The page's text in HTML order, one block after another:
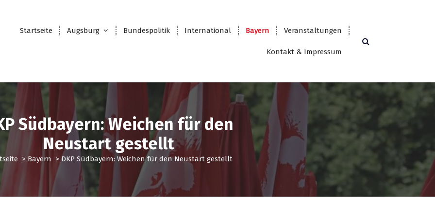
Startseite Augsburg Bundespolitik International Bayern Veranstaltungen
Kontakt & Impressum
Südbayern: Weichen für den
Neustart gestellt
> Bayern >DKP Südbayern: Weichen für den Neustart gestellt